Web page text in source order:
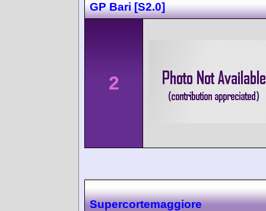
GP Bari [S2.0]
2
Supercortemaggiore